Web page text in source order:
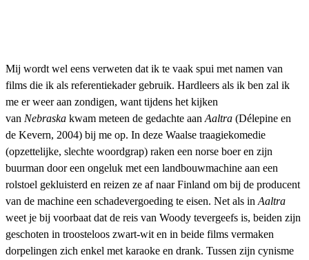
Mij wordt wel eens verweten dat ik te vaak spui met namen van
films die ik als referentiekader gebruik. Hardleers als ik ben zal ik
me er weer aan zondigen, want tijdens het kijken
van Nebraska kwam meteen de gedachte aan Aaltra (Délepine en
de Kevern, 2004) bij me op. In deze Waalse traagiekomedie
(opzettelijke, slechte woordgrap) raken een norse boer en zijn
buurman door een ongeluk met een landbouwmachine aan een
rolstoel gekluisterd en reizen ze af naar Finland om bij de producent
van de machine een schadevergoeding te eisen. Net als in Aaltra
weet je bij voorbaat dat de reis van Woody tevergeefs is, beiden zijn
geschoten in troosteloos zwart-wit en in beide films vermaken
dorpelingen zich enkel met karaoke en drank. Tussen zijn cynisme